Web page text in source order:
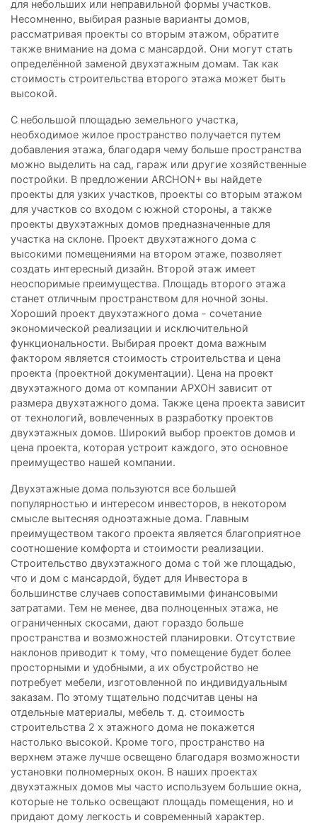
для небольших или неправильной формы участков.
Несомненно, выбирая разные варианты домов,
рассматривая проекты со вторым этажом, обратите
также внимание на дома с мансардой. Они могут стать
определённой заменой двухэтажным домам. Так как
стоимость строительства второго этажа может быть
высокой.
С небольшой площадью земельного участка,
необходимое жилое пространство получается путем
добавления этажа, благодаря чему больше пространства
можно выделить на сад, гараж или другие хозяйственные
постройки. В предложении ARCHON+ вы найдете
проекты для узких участков, проекты со вторым этажом
для участков со входом с южной стороны, а также
проекты двухэтажных домов предназначенные для
участка на склоне. Проект двухэтажного дома с
высокими помещениями на втором этаже, позволяет
создать интересный дизайн. Второй этаж имеет
неоспоримые преимущества. Площадь второго этажа
станет отличным пространством для ночной зоны.
Хороший проект двухэтажного дома - сочетание
экономической реализации и исключительной
функциональности. Выбирая проект дома важным
фактором является стоимость строительства и цена
проекта (проектной документации). Цена на проект
двухэтажного дома от компании АРХОН зависит от
размера двухэтажного дома. Также цена проекта зависит
от технологий, вовлеченных в разработку проектов
двухэтажных домов. Широкий выбор проектов домов и
цена проекта, которая устроит каждого, это основное
преимущество нашей компании.
Двухэтажные дома пользуются все большей
популярностью и интересом инвесторов, в некотором
смысле вытесняя одноэтажные дома. Главным
преимуществом такого проекта является благоприятное
соотношение комфорта и стоимости реализации.
Строительство двухэтажного дома с той же площадью,
что и дом с мансардой, будет для Инвестора в
большинстве случаев сопоставимыми финансовыми
затратами. Тем не менее, два полноценных этажа, не
ограниченных скосами, дают гораздо больше
пространства и возможностей планировки. Отсутствие
наклонов приводит к тому, что помещение будет более
просторными и удобными, а их обустройство не
потребует мебели, изготовленной по индивидуальным
заказам. По этому тщательно подсчитав цены на
отдельные материалы, мебель т. д. стоимость
строительства 2 х этажного дома не покажется
настолько высокой. Кроме того, пространство на
верхнем этаже лучше освещено благодаря возможности
установки полномерных окон. В наших проектах
двухэтажных домов мы часто используем большие окна,
которые не только освещают площадь помещения, но и
придают дому легкость и современный характер.